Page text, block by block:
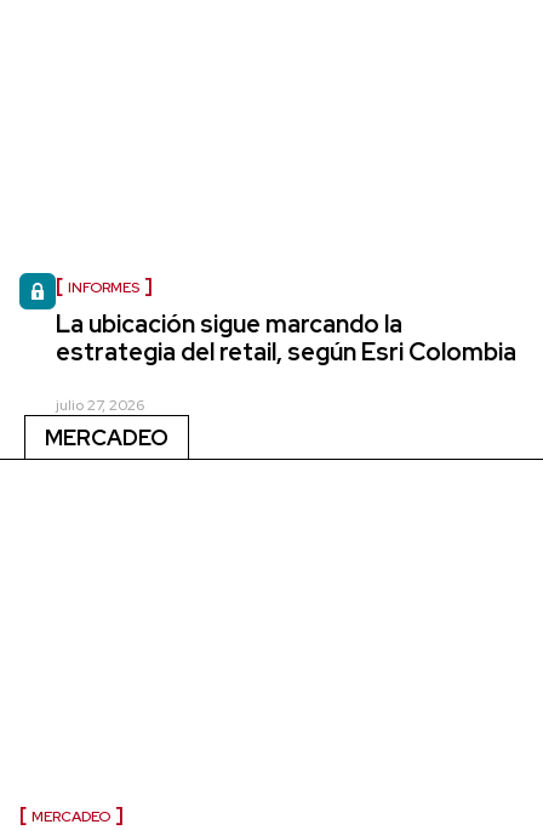
INFORMES
La ubicación sigue marcando la
estrategia del retail, según Esri Colombia
julio 27, 2026
MERCADEO
MERCADEO